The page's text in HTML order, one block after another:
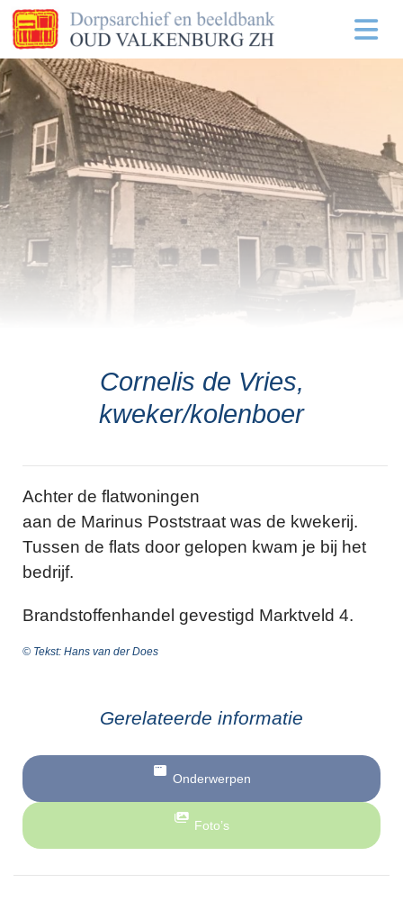
Cornelis de Vries,
kweker/kolenboer
Achter de flatwoningen
aan de Marinus Poststraat was de kwekerij.
Tussen de flats door gelopen kwam je bij het
bedrijf.
Brandstoffenhandel gevestigd Marktveld 4.
© Tekst: Hans van der Does
Gerelateerde informatie
Onderwerpen
Foto’s